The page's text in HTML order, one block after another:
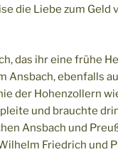
die Liebe zum Geld
das ihr eine frühe
Ansbach, ebenfalls
der Hohenzollern
und brauchte
Ansbach und
Friedrich und